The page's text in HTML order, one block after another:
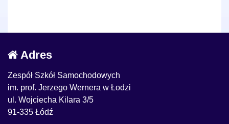
Adres
Zespół Szkół Samochodowych
im. prof. Jerzego Wernera w Łodzi
ul. Wojciecha Kilara 3/5
91-335 Łódź